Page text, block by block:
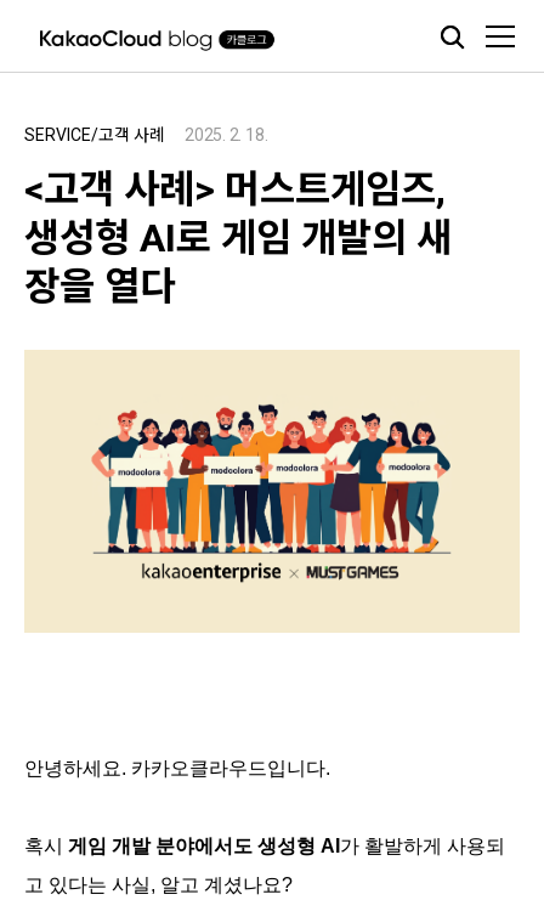
SERVICE/고객 사례 2025. 2. 18.
<고객 사례> 머스트게임즈,
생성형 AI로 게임 개발의 새
장을 열다
안녕하세요. 카카오클라우드입니다.
혹시 게임 개발 분야에서도 생성형 AI 가 활발하게 사용되
고 있다는 사실, 알고 계셨나요?